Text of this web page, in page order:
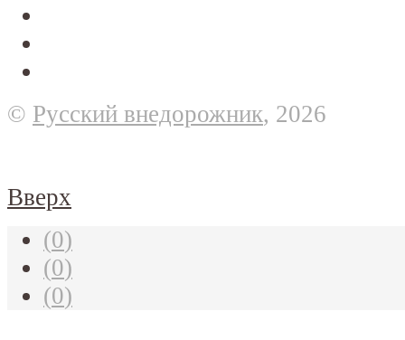
© Русский внедорожник, 2026
Вверх
(0)
(0)
(0)